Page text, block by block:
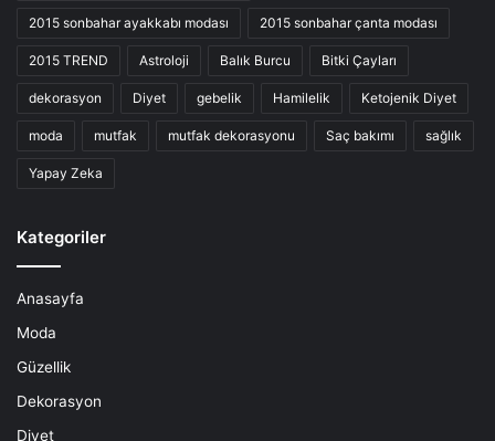
2015 sonbahar ayakkabı modası 2015 sonbahar çanta modası
2015 TREND Astroloji Balık Burcu Bitki Çayları
dekorasyon Diyet gebelik Hamilelik Ketojenik Diyet
moda mutfak mutfak dekorasyonu Saç bakımı sağlık
Yapay Zeka
Kategoriler
Anasayfa
Moda
Güzellik
Dekorasyon
Diyet